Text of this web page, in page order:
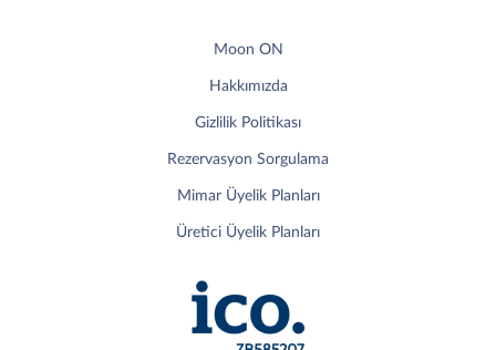
Moon ON
Hakkımızda
Gizlilik Politikası
Rezervasyon Sorgulama
Mimar Üyelik Planları
Üretici Üyelik Planları